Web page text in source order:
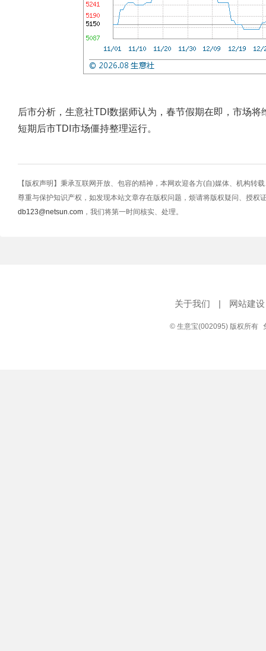
后市分析，生意社TDI数据师认为，春节假期在即，市场
短期后市TDI市场僵持整理运行。
【版权声明】秉承互联网开放、包容的精神，本网欢迎各方(自)媒体、机构转
尊重与保护知识产权，如发现本站文章存在版权问题，烦请将版权疑问、授权
db123@netsun.com ，我们将第一时间核实、处理。
关于我们 | 网站建设
© 生意宝(002095) 版权所有